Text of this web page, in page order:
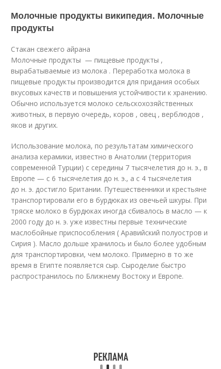
Молочные продукты википедия. Молочные
продукты
Стакан свежего айрана
Молочные продукты — пищевые продукты ,
вырабатываемые из молока . Переработка молока в
пищевые продукты производится для придания особых
вкусовых качеств и повышения устойчивости к хранению.
Обычно используется молоко сельскохозяйственных
животных, в первую очередь, коров , овец , верблюдов ,
яков и других.
Использование молока, по результатам химического
анализа керамики, известно в Анатолии (территория
современной Турции) с середины 7 тысячелетия до н. э., в
Европе — с 6 тысячелетия до н. э., а с 4 тысячелетия
до н. э. достигло Британии. Путешественники и крестьяне
транспортировали его в бурдюках из овечьей шкуры. При
тряске молоко в бурдюках иногда сбивалось в масло — к
2000 году до н. э. уже известны первые технические
маслобойные приспособления ( Аравийский полуостров и
Сирия ). Масло дольше хранилось и было более удобным
для транспортировки, чем молоко. Примерно в то же
время в Египте появляется сыр. Сыроделие быстро
распространилось по Ближнему Востоку и Европе.